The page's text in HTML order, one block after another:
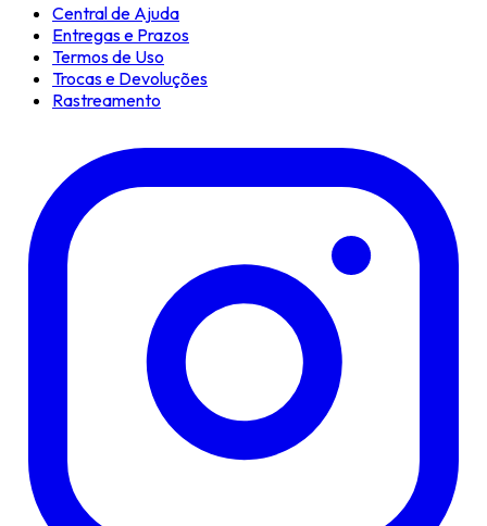
Central de Ajuda
Entregas e Prazos
Termos de Uso
Trocas e Devoluções
Rastreamento